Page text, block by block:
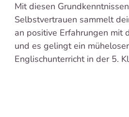
Mit diesen
Selbstvertrauen sammelt
an positive Erfahrungen mit
und es gelingt ein
Englischunterricht in der 5.